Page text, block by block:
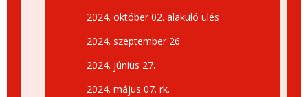
2024. október 02. alakuló ülés
2024. szeptember 26
2024. június 27.
2024. május 07. rk.